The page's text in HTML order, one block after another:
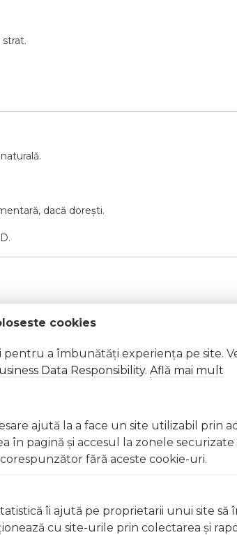
dacă dorești.
ridicate.
clătiți imediat cu apă din abundență
lacul pe unghii deteriorate sau
consultați imediat un medic
clătiți imediat cu apă din abundențăA
lacul pe unghii deteriorate sau
consultați imediat un medic
cookies
pentru a îmbunătăți experiența pe site.
Data Responsibility. Află mai mult
ajută la a face un site utilizabil prin
în pagină şi accesul la zonele
fără aceste cookie-uri.
îi ajută pe proprietarii unui site
cu site-urile prin colectarea şi